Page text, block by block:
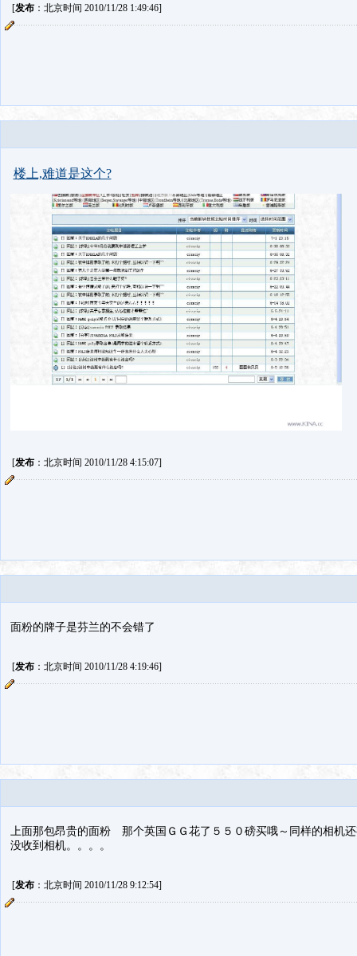
[发布：北京时间 2010/11/28 1:49:46]
楼上,难道是这个?
[发布：北京时间 2010/11/28 4:15:07]
面粉的牌子是芬兰的不会错了
[发布：北京时间 2010/11/28 4:19:46]
上面那包昂贵的面粉 那个英国ＧＧ花了５５０磅买哦～同样的相机
没收到相机。。。。
[发布：北京时间 2010/11/28 9:12:54]